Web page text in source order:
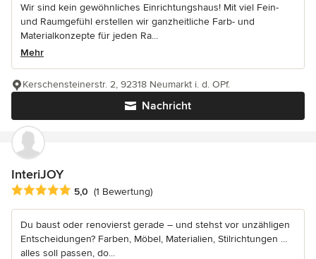
Wir sind kein gewöhnliches Einrichtungshaus! Mit viel Fein-
und Raumgefühl erstellen wir ganzheitliche Farb- und
Materialkonzepte für jeden Ra...
Mehr
Nachricht
Kerschensteinerstr. 2, 92318 Neumarkt i. d. OPf.
InteriJOY
Durchschnittliche Bewertung: 5 von 5 Sternen
5,0 (1 Bewertung)
Du baust oder renovierst gerade – und stehst vor unzähligen
Entscheidungen? Farben, Möbel, Materialien, Stilrichtungen …
alles soll passen, do...